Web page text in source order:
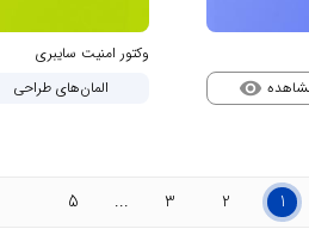
visibility
وکتور امنیت سایبری
المان‌های طراحی
1
2
3
...
5